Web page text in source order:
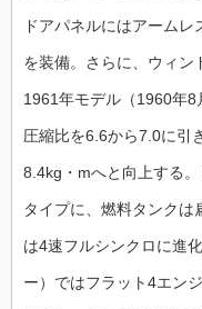
ドアパネルにはアーム
を装備。さらに、ウィン
1961年モデル（1960年
圧縮比を6.6から7.0に引
8.4kg・mへと向上する
タイプに、燃料タンクは
は4速フルシンクロに進
ー）ではフラット4エン